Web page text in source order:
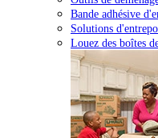
Bande adhésive
Solutions
Louez des boîtes